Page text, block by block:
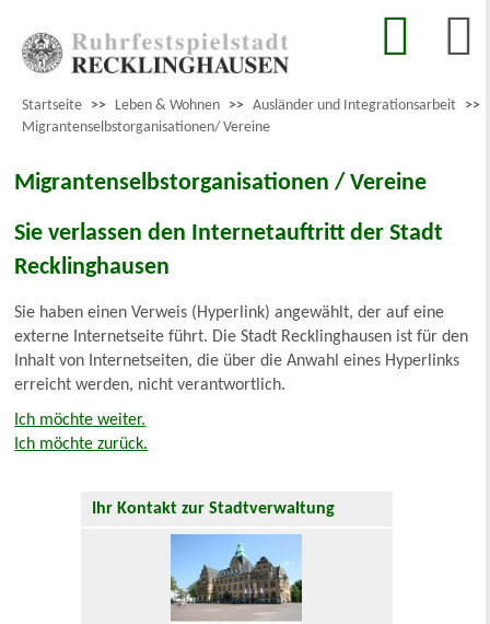
Startseite >> Leben & Wohnen >> Ausländer und Integrationsarbeit >>
Migrantenselbstorganisationen/ Vereine
Migrantenselbstorganisationen / Vereine
Sie verlassen den Internetauftritt der Stadt
Recklinghausen
Sie haben einen Verweis (Hyperlink) angewählt, der auf eine
externe Internetseite führt. Die Stadt Recklinghausen ist für den
Inhalt von Internetseiten, die über die Anwahl eines Hyperlinks
erreicht werden, nicht verantwortlich.
Ich möchte weiter.
Ich möchte zurück.
Ihr Kontakt zur Stadtverwaltung